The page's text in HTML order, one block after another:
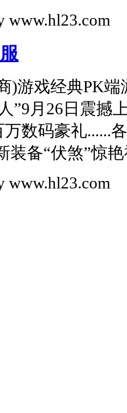
www.hl23.com
)游戏经典PK
”9月26日震撼
万数码豪礼......
装备“伏煞”惊
www.hl23.com